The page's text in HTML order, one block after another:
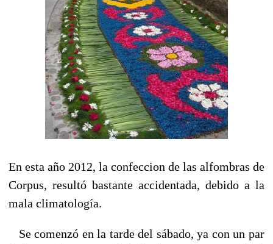
En esta año 2012, la confeccion de las alfombras de
Corpus, resultó bastante accidentada, debido a la
mala climatología.
Se comenzó en la tarde del sábado, ya con un par